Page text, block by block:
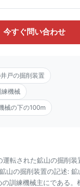
今すぐ問い合わせ
戸の掘削装置
機械
械の下の100m
運転された鉱山の掘削
山の掘削装置の記述: 鉱
訓練機械主にである。